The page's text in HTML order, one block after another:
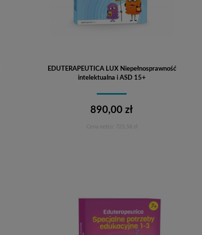
EDUTERAPEUTICA LUX Niepełnosprawność
intelektualna i ASD 15+
890,00 zł
723,58 zł